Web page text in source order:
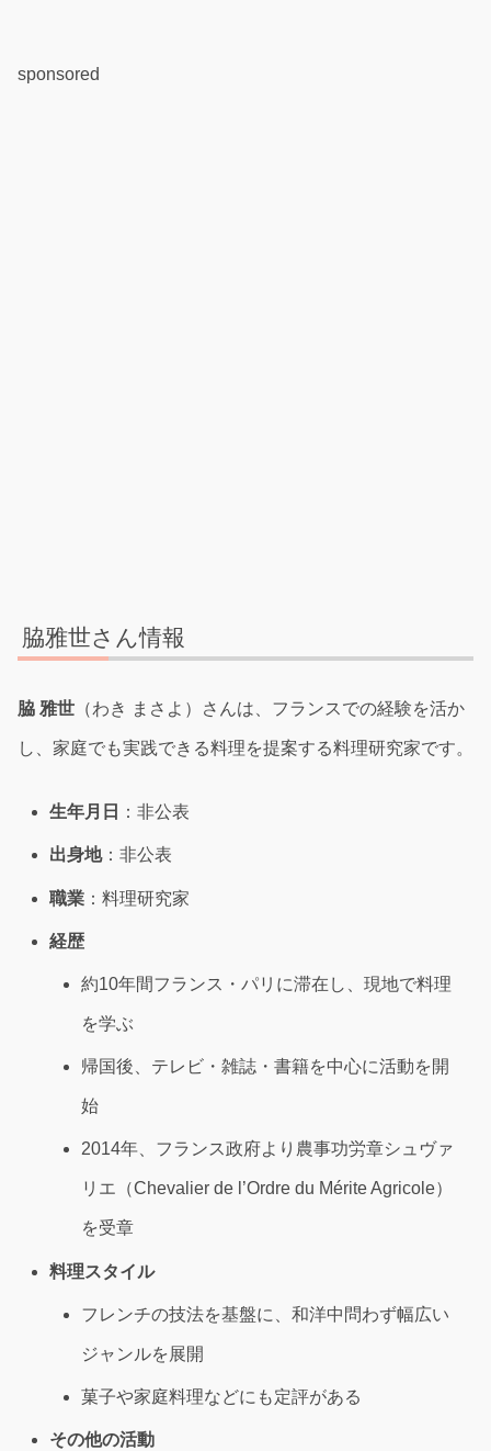
sponsored
脇雅世さん情報
脇 雅世 （わき まさよ）さんは、フランスでの経験を活か
し、家庭でも実践できる料理を提案する料理研究家です。
生年月日 ：非公表
出身地：非公表
職業 ：料理研究家
経歴
約10年間フランス・パリに滞在し、現地で料理
を学ぶ
帰国後、テレビ・雑誌・書籍を中心に活動を開
始
2014年、フランス政府より農事功労章シュヴァ
リエ（Chevalier de l’Ordre du Mérite Agricole）
を受章
料理スタイル
フレンチの技法を基盤に、和洋中問わず幅広い
ジャンルを展開
菓子や家庭料理などにも定評がある
その他の活動